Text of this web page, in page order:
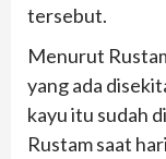
tersebut.
Menurut
yang ada
kayu itu sudah
Rustam saat